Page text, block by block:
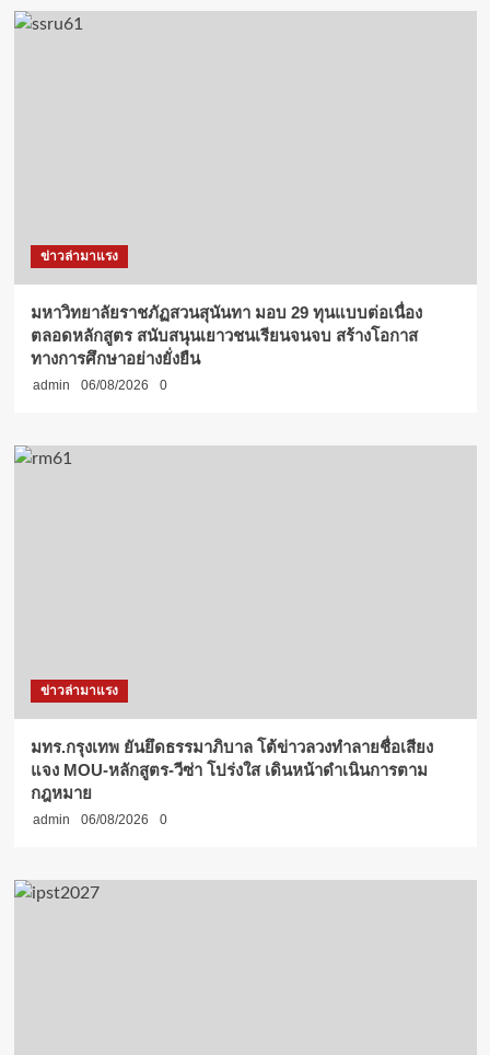
ข่าวล่ามาแรง
มหาวิทยาลัยราชภัฏสวนสุนันทา มอบ 29 ทุนแบบต่อเนื่อง
ตลอดหลักสูตร สนับสนุนเยาวชนเรียนจนจบ สร้างโอกาส
ทางการศึกษาอย่างยั่งยืน
admin 06/08/2026 0
ข่าวล่ามาแรง
มทร.กรุงเทพ ยันยึดธรรมาภิบาล โต้ข่าวลวงทำลายชื่อเสียง
แจง MOU-หลักสูตร-วีซ่า โปร่งใส เดินหน้าดำเนินการตาม
กฎหมาย
admin 06/08/2026 0